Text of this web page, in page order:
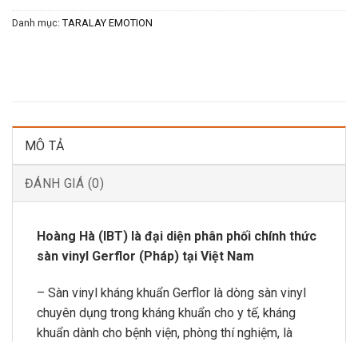
Danh mục: TARALAY EMOTION
MÔ TẢ
ĐÁNH GIÁ (0)
Hoàng Hà (IBT) là đại diện phân phối chính thức
sàn vinyl Gerflor (Pháp) tại Việt Nam
– Sàn vinyl kháng khuẩn Gerflor là dòng sàn vinyl
chuyên dụng trong kháng khuẩn cho y tế, kháng
khuẩn dành cho bệnh viện, phòng thí nghiệm, là